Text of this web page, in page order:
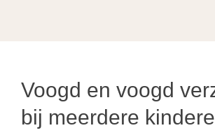
Voogd en voogd
bij meerdere